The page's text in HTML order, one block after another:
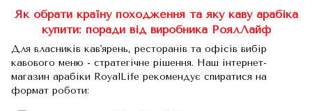
Як обрати країну походження та яку каву арабіка
купити: поради від виробника РоялЛайф
Для власників кав'ярень, ресторанів та офісів вибір
кавового меню - стратегічне рішення. Наш інтернет-
магазин арабіки RoyalLife рекомендує спиратися на
формат роботи: